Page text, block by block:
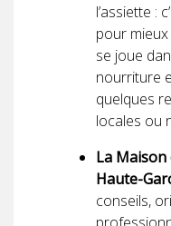
l’assiette :
pour
se joue
nourriture
quelques
locales ou
La Maison
Haute-
conseils,